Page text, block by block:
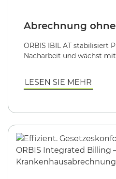
Abrechnung
ORBIS IBIL AT stabilisiert
Nacharbeit und wächst
LESEN SIE MEHR